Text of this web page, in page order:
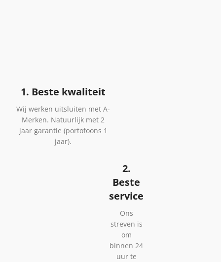
1. Beste kwaliteit
Wij werken uitsluiten met A-
Merken. Natuurlijk met 2
jaar garantie (portofoons 1
jaar).
2.
Beste
service
Ons
streven is
om
binnen 24
uur te